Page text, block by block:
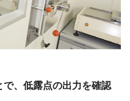
、低露点の出力を確認